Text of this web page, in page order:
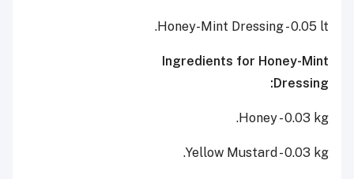
Honey-Mint Dressing - 0.05 lt.
Ingredients for Honey-Mint
Dressing:
Honey - 0.03 kg.
Yellow Mustard - 0.03 kg.